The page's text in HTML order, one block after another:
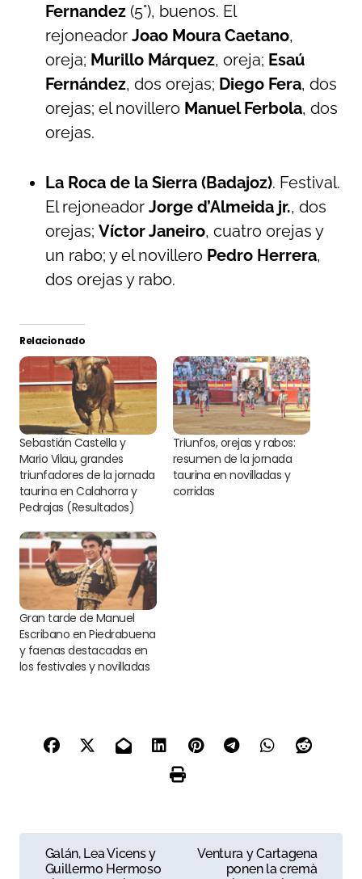
Fernandez (5°), buenos. El
rejoneador Joao Moura Caetano,
oreja; Murillo Márquez, oreja; Esaú
Fernández, dos orejas; Diego Fera, dos
orejas; el novillero Manuel Ferbola, dos
orejas.
La Roca de la Sierra (Badajoz). Festival.
El rejoneador Jorge d’Almeida jr., dos
orejas; Víctor Janeiro, cuatro orejas y
un rabo; y el novillero Pedro Herrera,
dos orejas y rabo.
Relacionado
Sebastián Castella y
Mario Vilau, grandes
triunfadores de la jornada
taurina en Calahorra y
Pedrajas (Resultados)
Triunfos, orejas y rabos:
resumen de la jornada
taurina en novilladas y
corridas
Gran tarde de Manuel
Escribano en Piedrabuena
y faenas destacadas en
los festivales y novilladas
Galán, Lea Vicens y
Guillermo Hermoso
Ventura y Cartagena
ponen la cremà